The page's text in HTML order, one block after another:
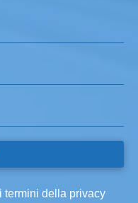
termini della privacy